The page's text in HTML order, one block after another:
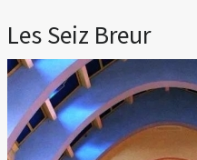
Les Seiz Breur